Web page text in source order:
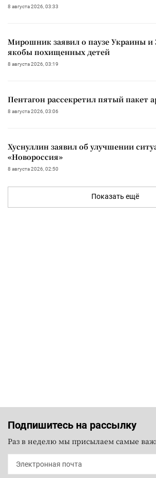
8 августа 2026, 03:33
Мирошник заявил о паузе Украины и
якобы похищенных детей
8 августа 2026, 03:19
Пентагон рассекретил пятый пакет
8 августа 2026, 03:06
Хуснуллин заявил об улучшении
«Новороссия»
8 августа 2026, 02:50
Показать ещё
Подпишитесь на рассылку
Раз в неделю мы присылаем самые